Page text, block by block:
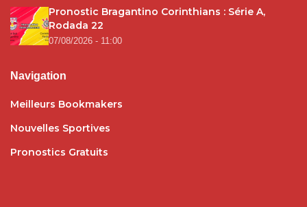
Pronostic Bragantino Corinthians : Série A,
Rodada 22
07/08/2026 - 11:00
Navigation
Meilleurs Bookmakers
Nouvelles Sportives
Pronostics Gratuits